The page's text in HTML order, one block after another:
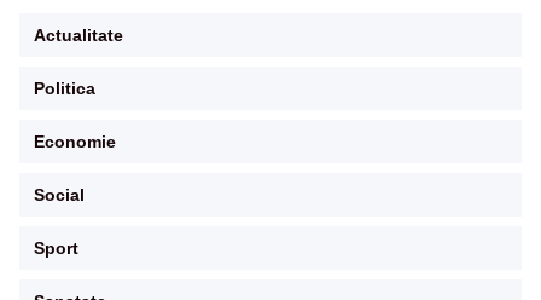
Actualitate
Politica
Economie
Social
Sport